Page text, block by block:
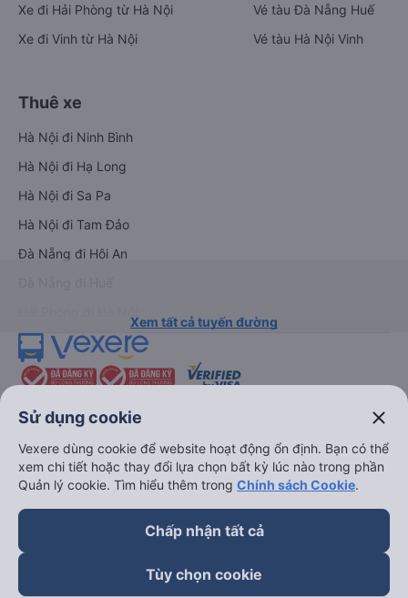
Xe đi Hải Phòng từ Hà Nội
Xe đi Vinh từ Hà Nội
Vé tàu Đà Nẵng Huế
Vé tàu Hà Nội Vinh
Thuê xe
Hà Nội đi Ninh Bình
Hà Nội đi Hạ Long
Hà Nội đi Sa Pa
Hà Nội đi Tam Đảo
Đà Nẵng đi Hội An
Xem tất cả tuyến đường
keyboard_arrow_down
Về chúng tôi
Sử dụng cookie close
Vexere dùng cookie để website hoạt động ổn định. Bạn có thể
xem chi tiết hoặc thay đổi lựa chọn bất kỳ lúc nào trong phần
Quản lý cookie. Tìm hiểu thêm trong Chính sách Cookie.
Chấp nhận tất cả
Tùy chọn cookie